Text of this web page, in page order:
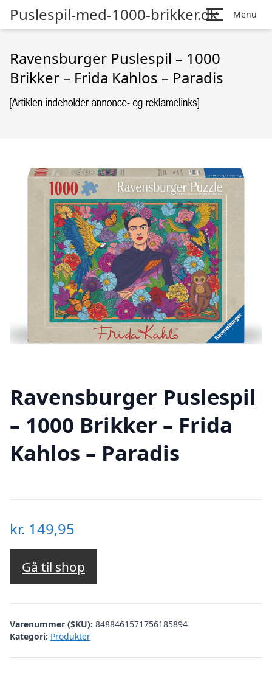
Puslespil-med-1000-brikker.dk Menu
Ravensburger Puslespil – 1000
Brikker – Frida Kahlos – Paradis
Ravensburger Puslespil
– 1000 Brikker – Frida
Kahlos – Paradis
kr. 149,95
Gå til shop
Varenummer (SKU): 8488461571756185894
Kategori: Produkter